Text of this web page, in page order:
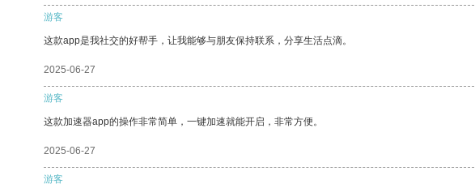
游客
这款app是我社交的好帮手，让我能够与朋友保持联系，分享生活点滴。
2025-06-27
游客
这款加速器app的操作非常简单，一键加速就能开启，非常方便。
2025-06-27
游客